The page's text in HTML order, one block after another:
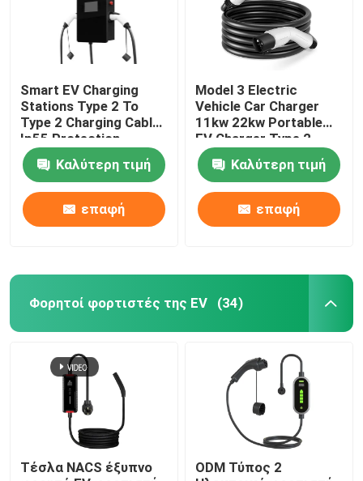
Smart EV Charging
Stations Type 2 To
Type 2 Charging Cable
Ip55 Protection
Καλύτερη τιμή
επαφή
Model 3 Electric
Vehicle Car Charger
11kw 22kw Portable
EV Charger Type 2
Καλύτερη τιμή
επαφή
Φορητοί φορτιστές της EV (34)
Τέσλα NACS έξυπνο
ODM Τύπος 2